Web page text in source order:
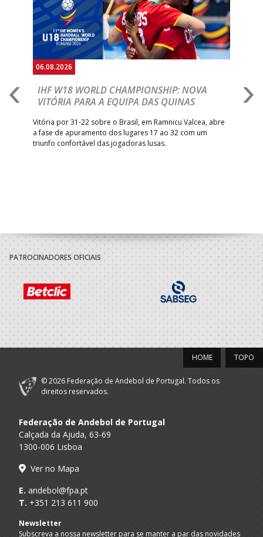
06.08.2026
IHF W18 WORLD CHAMPIONSHIP: NOVA
VITÓRIA PARA A EQUIPA DAS QUINAS
Vitória por 31-22 sobre o Brasil, em Ramnicu Valcea, abre
a fase de apuramento dos lugares 17 ao 32 com um
triunfo confortável das jogadoras lusas.
PATROCINADORES OFICIAIS
TOPO
HOME
© 2026 Federação de Andebol de Portugal. Todos os
direitos reservados.
Federação de Andebol de Portugal
Calçada da Ajuda, 63-69
1300-006 Lisboa
Ver no Mapa
E. andebol@fpa.pt
T. +351 213 611 900
Newsletter
Subscreva a nossa newsletter para se manter a par das novidades